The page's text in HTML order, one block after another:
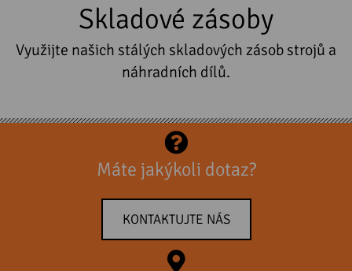
Skladové zásoby
Využijte našich stálých skladových zásob strojů a
náhradních dílů.
Máte jakýkoli dotaz?
KONTAKTUJTE NÁS